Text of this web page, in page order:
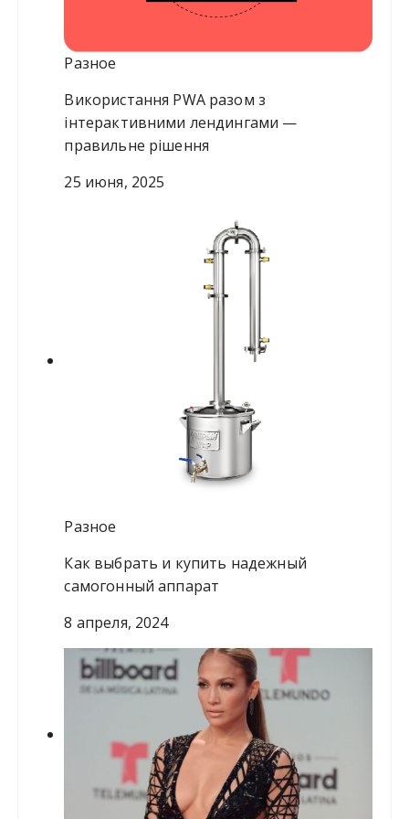
Разное
Використання PWA разом з
інтерактивними лендингами —
правильне рішення
25 июня, 2025
Разное
Как выбрать и купить надежный
самогонный аппарат
8 апреля, 2024